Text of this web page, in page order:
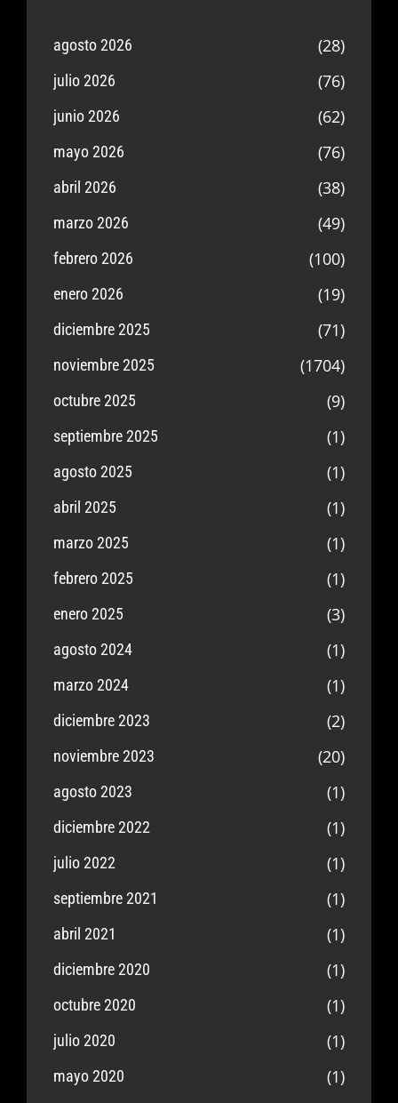
agosto 2026 (28)
julio 2026 (76)
junio 2026 (62)
mayo 2026 (76)
abril 2026 (38)
marzo 2026 (49)
febrero 2026 (100)
enero 2026 (19)
diciembre 2025 (71)
noviembre 2025 (1704)
octubre 2025 (9)
septiembre 2025 (1)
agosto 2025 (1)
abril 2025 (1)
marzo 2025 (1)
febrero 2025 (1)
enero 2025 (3)
agosto 2024 (1)
marzo 2024 (1)
diciembre 2023 (2)
noviembre 2023 (20)
agosto 2023 (1)
diciembre 2022 (1)
julio 2022 (1)
septiembre 2021 (1)
abril 2021 (1)
diciembre 2020 (1)
octubre 2020 (1)
julio 2020 (1)
mayo 2020 (1)